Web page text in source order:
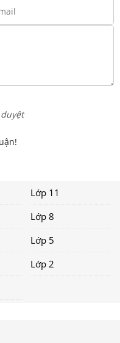
Lớp 11
Lớp 8
Lớp 5
Lớp 2